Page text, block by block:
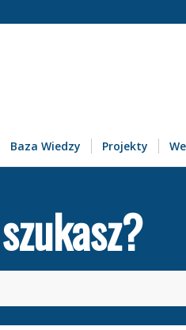
Baza Wiedzy Projekty